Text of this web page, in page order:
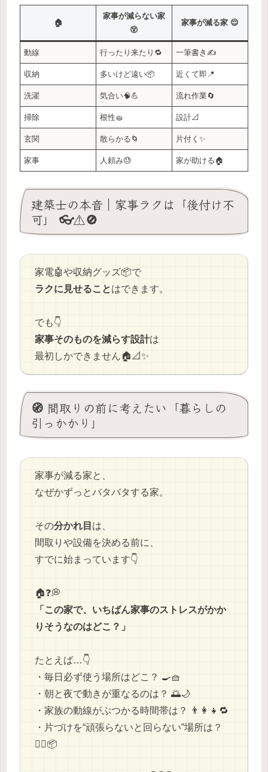
🏠
家事が減らない家
😵
家事が減る家 😌
動線 行ったり来たり🔁 一筆書き✍️
収納 多いけど遠い📦 近くて即📍
洗濯 気合い🧠💪 流れ作業🔄
掃除 根性🧽 設計📐
玄関 散らかる🌀 片付く✨
家事 人頼み😓 家が助ける🏠
建築士の本音｜家事ラクは「後付け不
可」 👓⚠️🚫
家電🤖や収納グッズ📦で
ラクに見せることはできます。
でも👇
家事そのものを減らす設計は
最初しかできません🏠📐✨
🧭 間取りの前に考えたい「暮らしの
引っかかり」
家事が減る家と、
なぜかずっとバタバタする家。
その分かれ目 は、
間取りや設備を決める前に、
すでに始まっています👇
🏠❓💭
「この家で、いちばん家事のストレスがかか
りそうなのはどこ？」
たとえば…👇
・毎日必ず使う場所はどこ？ 🍳🧺
・朝と夜で動きが重なるのは？ 🌅🌙
・家族の動線がぶつかる時間帯は？ 👨‍👩‍👧🔁
・片づけを“頑張らないと回らない”場所は？
😵‍💫📦